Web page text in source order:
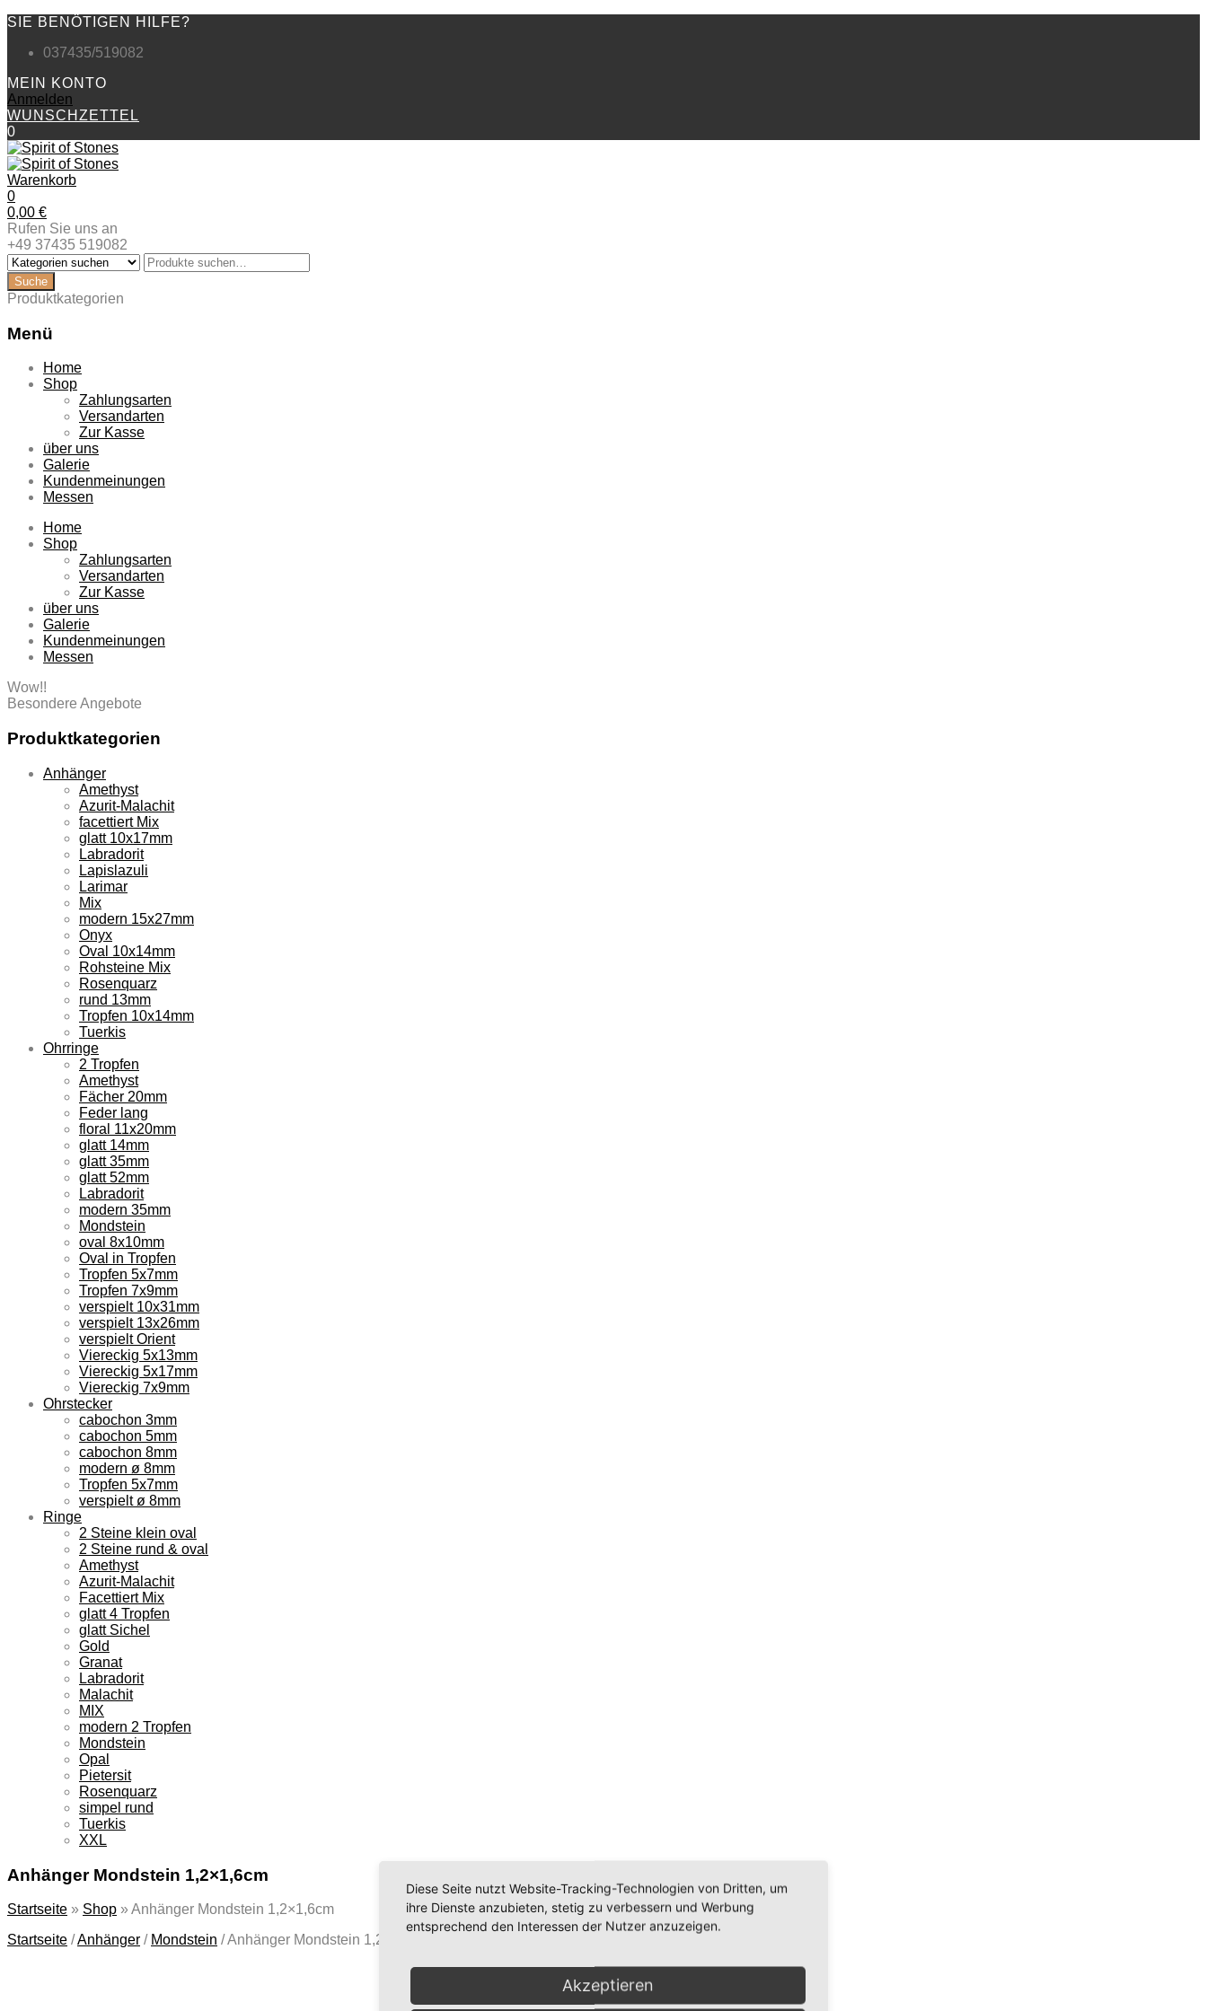
SIE BENÖTIGEN HILFE?
037435/519082
MEIN KONTO
Anmelden
WUNSCHZETTEL
0
Warenkorb
0
0,00 €
Rufen Sie uns an
+49 37435 519082
Produktkategorien
Menü
Zum
Inhalt
Home
Shop
Zahlungsarten
Versandarten
Zur Kasse
über uns
Galerie
Kundenmeinungen
Messen
Home
Shop
Zahlungsarten
Versandarten
Zur Kasse
über uns
Galerie
Kundenmeinungen
Messen
Wow!!
Besondere Angebote
Produktkategorien
Anhänger
Amethyst
Azurit-Malachit
facettiert Mix
glatt 10x17mm
Labradorit
Lapislazuli
Larimar
Mix
modern 15x27mm
Onyx
Oval 10x14mm
Rohsteine Mix
Rosenquarz
rund 13mm
Tropfen 10x14mm
Tuerkis
Ohrringe
2 Tropfen
Amethyst
Fächer 20mm
Feder lang
floral 11x20mm
glatt 14mm
glatt 35mm
glatt 52mm
Labradorit
modern 35mm
Mondstein
oval 8x10mm
Oval in Tropfen
Tropfen 5x7mm
Tropfen 7x9mm
verspielt 10x31mm
verspielt 13x26mm
verspielt Orient
Viereckig 5x13mm
Viereckig 5x17mm
Viereckig 7x9mm
Ohrstecker
cabochon 3mm
cabochon 5mm
cabochon 8mm
modern ø 8mm
Tropfen 5x7mm
verspielt ø 8mm
Ringe
2 Steine klein oval
2 Steine rund & oval
Amethyst
Azurit-Malachit
Facettiert Mix
glatt 4 Tropfen
glatt Sichel
Gold
Granat
Labradorit
Malachit
MIX
modern 2 Tropfen
Mondstein
Opal
Pietersit
Rosenquarz
simpel rund
Tuerkis
XXL
Anhänger Mondstein 1,2×1,6cm
Startseite » Shop »Anhänger Mondstein 1,2×1,6cm
Startseite /Anhänger / Mondstein /Anhänger Mondstein 1,2×1,6cm
Diese Seite nutzt Website-Tracking-Technologien von Dritten, um
ihre Dienste anzubieten, stetig zu verbessern und Werbung
entsprechend den Interessen der Nutzer anzuzeigen.
Akzeptieren